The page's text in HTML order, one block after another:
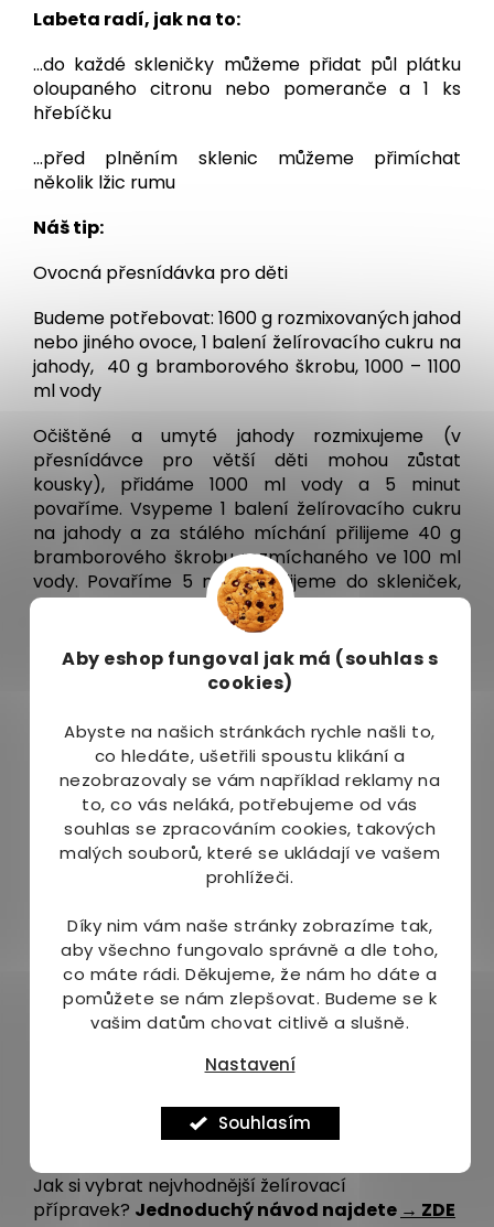
Aby eshop fungoval jak má (souhlas s
cookies)
Abyste na našich stránkách rychle našli to,
co hledáte, ušetřili spoustu klikání a
nezobrazovaly se vám například reklamy na
to, co vás neláká, potřebujeme od vás
souhlas se zpracováním cookies, takových
malých souborů, které se ukládají ve vašem
prohlížeči.
Díky nim vám naše stránky zobrazíme tak,
aby všechno fungovalo správně a dle toho,
co máte rádi. Děkujeme, že nám ho dáte a
pomůžete se nám zlepšovat. Budeme se k
vašim datům chovat citlivě a slušně.
Nastavení
Souhlasím
Labeta radí, jak na to:
…do každé skleničky můžeme přidat půl plátku
oloupaného citronu nebo pomeranče a 1 ks
hřebíčku
…před plněním sklenic můžeme přimíchat
několik lžic rumu
Náš tip:
Ovocná přesnídávka pro děti
Budeme potřebovat: 1600 g rozmixovaných jahod
nebo jiného ovoce, 1 balení želírovacího cukru na
jahody, 40 g bramborového škrobu, 1000 – 1100
ml vody
Očištěné a umyté jahody rozmixujeme (v
přesnídávce pro větší děti mohou zůstat
kousky), přidáme 1000 ml vody a 5 minut
povaříme. Vsypeme 1 balení želírovacího cukru
na jahody a za stálého míchání přilijeme 40 g
bramborového škrobu rozmíchaného ve 100 ml
vody. Povaříme 5 minut, nalijeme do skleniček,
očistíme okraje a zavíčkujeme. Sterilujeme 25 –
30 minut při 80 – 85 ºC. Přesnídávky můžeme
vyrábět z jednoho druhu ovoce, ale stejně dobrá
je i kombinace několika chutí.
Složení:
cukr, želírující látky 1,6 % (guma guar, xanthan,
pektiny, karubin, guma tara), konzervant: sorban
draselný, antioxidant: kyselina askorbová,
kyselina:kyselina citronová, extrakt z oregána
Průměrné výživové hodnoty na 100g:
Energetická hodnota [kJ/kcal]:1701/401, Tuky
[g]: < 0,5, z toho nasycené mastné kyseliny [g]: <
0,1, Sacharidy [g]: 98, z toho cukry [g]:
98, Bílkoviny [g]: < 0,5, Sůl [g]: < 0,01
Jak si vybrat nejvhodnější želírovací
přípravek? Jednoduchý návod najdete → ZDE